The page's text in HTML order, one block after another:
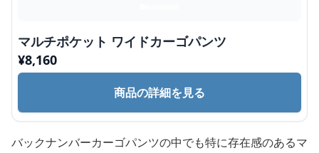
マルチポケット ワイドカーゴパンツ
¥8,160
商品の詳細を見る
バックナンバーカーゴパンツの中でも特に存在感のあるマ